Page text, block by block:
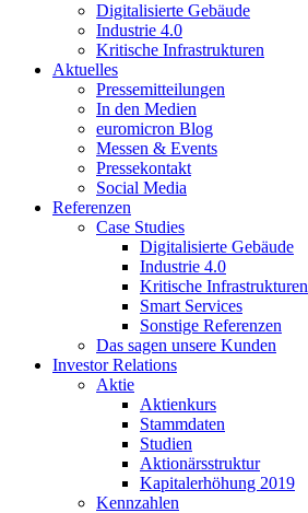
Digitalisierte Gebäude
Industrie 4.0
Kritische Infrastrukturen
Aktuelles
Pressemitteilungen
In den Medien
euromicron Blog
Messen & Events
Pressekontakt
Social Media
Referenzen
Case Studies
Digitalisierte Gebäude
Industrie 4.0
Kritische Infrastrukturen
Smart Services
Sonstige Referenzen
Das sagen unsere Kunden
Investor Relations
Aktie
Aktienkurs
Stammdaten
Studien
Aktionärsstruktur
Kapitalerhöhung 2019
Kennzahlen